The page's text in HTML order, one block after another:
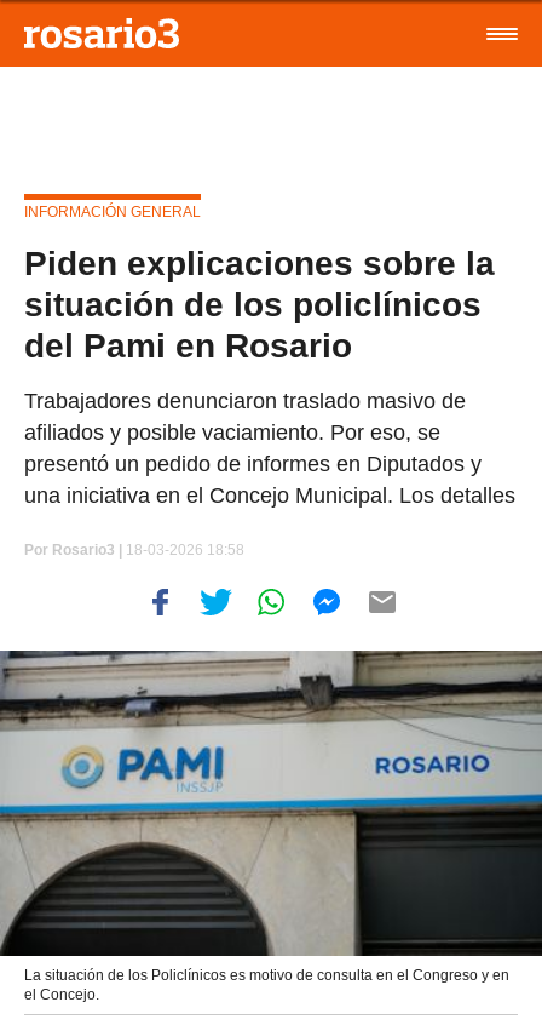
INFORMACIÓN GENERAL
Piden explicaciones sobre la
situación de los policlínicos
del Pami en Rosario
Trabajadores denunciaron traslado masivo de
afiliados y posible vaciamiento. Por eso, se
presentó un pedido de informes en Diputados y
una iniciativa en el Concejo Municipal. Los detalles
Por Rosario3 | 18-03-2026 18:58
La situación de los Policlínicos es motivo de consulta en el Congreso y en
el Concejo.